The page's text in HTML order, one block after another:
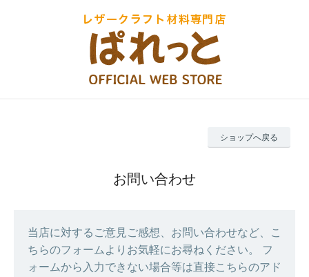
ショップへ戻る
お問い合わせ
当店に対するご意見ご感想、お問い合わせなど、こ
ちらのフォームよりお気軽にお尋ねください。 フ
ォームから入力できない場合等は直接こちらのアド